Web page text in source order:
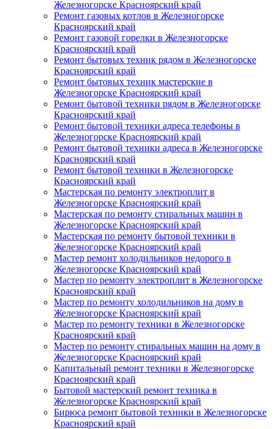
Железногорске Красноярский край
Ремонт газовых котлов в Железногорске
Красноярский край
Ремонт газовой горелки в Железногорске
Красноярский край
Ремонт бытовых техник рядом в Железногорске
Красноярский край
Ремонт бытовых техник мастерские в
Железногорске Красноярский край
Ремонт бытовой техники рядом в Железногорске
Красноярский край
Ремонт бытовой техники адреса телефоны в
Железногорске Красноярский край
Ремонт бытовой техники адреса в Железногорске
Красноярский край
Ремонт бытовой техники в Железногорске
Красноярский край
Мастерская по ремонту электроплит в
Железногорске Красноярский край
Мастерская по ремонту стиральных машин в
Железногорске Красноярский край
Мастерская по ремонту бытовой техники в
Железногорске Красноярский край
Мастер ремонт холодильников недорого в
Железногорске Красноярский край
Мастер по ремонту электроплит в Железногорске
Красноярский край
Мастер по ремонту холодильников на дому в
Железногорске Красноярский край
Мастер по ремонту техники в Железногорске
Красноярский край
Мастер по ремонту стиральных машин на дому в
Железногорске Красноярский край
Капитальный ремонт техники в Железногорске
Красноярский край
Бытовой мастерский ремонт техника в
Железногорске Красноярский край
Бирюса ремонт бытовой техники в Железногорске
Красноярский край